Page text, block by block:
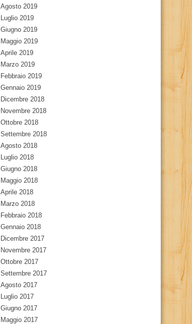
Agosto 2019
Luglio 2019
Giugno 2019
Maggio 2019
Aprile 2019
Marzo 2019
Febbraio 2019
Gennaio 2019
Dicembre 2018
Novembre 2018
Ottobre 2018
Settembre 2018
Agosto 2018
Luglio 2018
Giugno 2018
Maggio 2018
Aprile 2018
Marzo 2018
Febbraio 2018
Gennaio 2018
Dicembre 2017
Novembre 2017
Ottobre 2017
Settembre 2017
Agosto 2017
Luglio 2017
Giugno 2017
Maggio 2017